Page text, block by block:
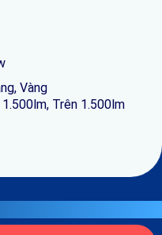
Vàng
Trên 1.500lm